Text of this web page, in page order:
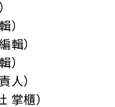
）
輯）
）
人）
掌櫃）